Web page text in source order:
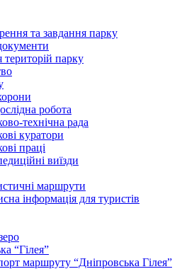
та завдання парку
територій парку
робота
технічна рада
куратори
праці
виїзди
маршрути
інформація для туристів
“Гілея”
маршруту “Дніпровська Гілея”